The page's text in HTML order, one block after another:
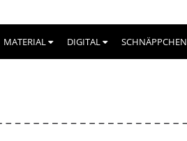
MATERIAL DIGITAL SCHNÄPPCHEN